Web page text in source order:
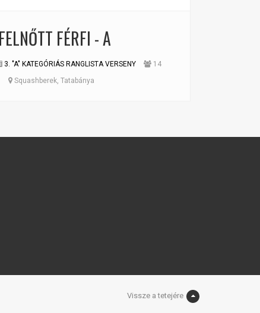
FELNŐTT FÉRFI - A
3. "A" KATEGÓRIÁS RANGLISTA VERSENY
14
Squashberek, Tatabánya
Vissze a tetejére